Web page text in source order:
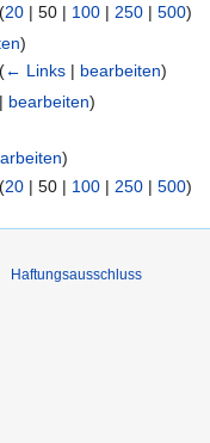
20 | 50 | 100 | 250 | 500)
)
(← Links | bearbeiten)
bearbeiten)
)
20 | 50 | 100 | 250 | 500)
Haftungsausschluss